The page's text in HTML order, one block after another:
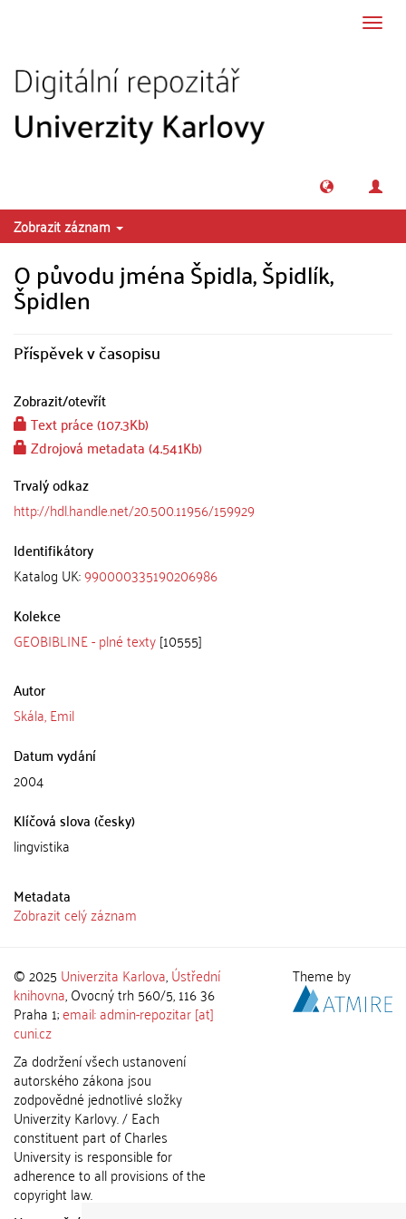
Zobrazit záznam
O původu jména Špidla, Špidlík,
Špidlen
Příspěvek v časopisu
Zobrazit/otevřít
Text práce (107.3Kb)
Zdrojová metadata (4.541Kb)
Trvalý odkaz
http://hdl.handle.net/20.500.11956/159929
Identifikátory
Katalog UK:990000335190206986
Kolekce
GEOBIBLINE - plné texty[10555]
Autor
Skála, Emil
Datum vydání
2004
Klíčová slova (česky)
lingvistika
Metadata
Zobrazit celý záznam
© 2025 Univerzita Karlova,Ústřední
knihovna, Ovocný trh 560/5, 116 36
Praha 1;email: admin-repozitar [at]
cuni.cz
Za dodržení všech ustanovení
autorského zákona jsou
zodpovědné jednotlivé složky
Univerzity Karlovy. / Each
constituent part of Charles
University is responsible for
adherence to all provisions of the
copyright law.
Theme by